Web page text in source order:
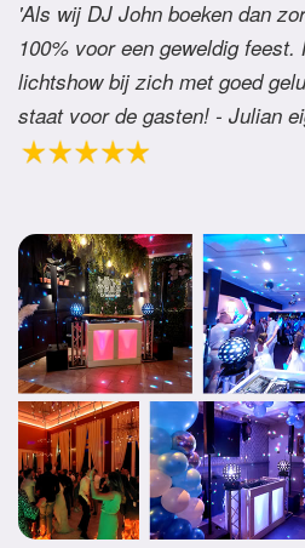
'Als wij DJ John boeken dan
100% voor een geweldig
lichtshow bij zich met goed
staat voor de gasten! - Julian